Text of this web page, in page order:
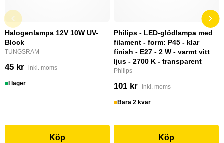
Halogenlampa 12V 10W UV-
Block
TUNGSRAM
45 kr inkl. moms
I lager
Köp
Philips - LED-glödlampa med
filament - form: P45 - klar
finish - E27 - 2 W - varmt vitt
ljus - 2700 K - transparent
Philips
101 kr inkl. moms
Bara 2 kvar
Köp